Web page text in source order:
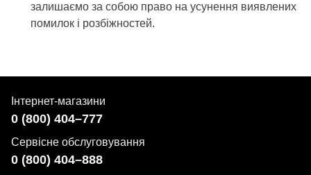
залишаємо за собою право на усунення виявлених
помилок і розбіжностей.
Інтернет-магазини
0 (800) 404–777
Сервісне обслуговування
0 (800) 404–888